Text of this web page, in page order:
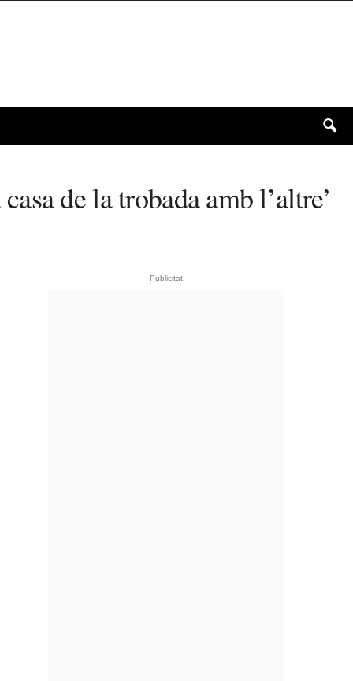
de la trobada amb l’altre’
- Publicitat -